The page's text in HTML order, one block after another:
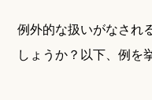
例外的な扱いがなされ
しょうか？以下、例を